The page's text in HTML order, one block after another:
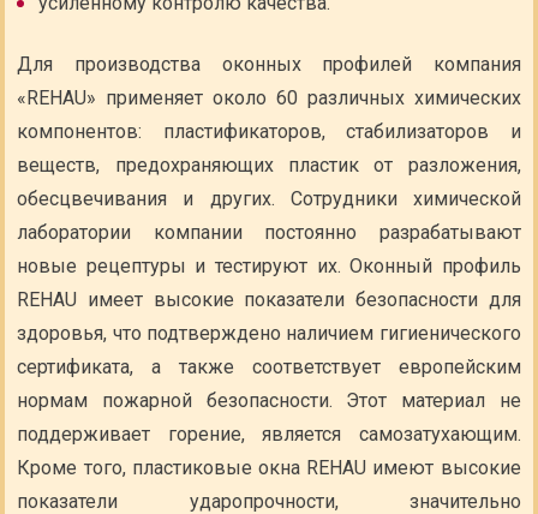
Для производства оконных профилей компания
«REHAU» применяет около 60 различных химических
компонентов: пластификаторов, стабилизаторов и
веществ, предохраняющих пластик от разложения,
обесцвечивания и других. Сотрудники химической
лаборатории компании постоянно разрабатывают
новые рецептуры и тестируют их. Оконный профиль
REHAU имеет высокие показатели безопасности для
здоровья, что подтверждено наличием гигиенического
сертификата, а также соответствует европейским
нормам пожарной безопасности. Этот материал не
поддерживает горение, является самозатухающим.
Кроме того, пластиковые окна REHAU имеют высокие
показатели ударопрочности, значительно